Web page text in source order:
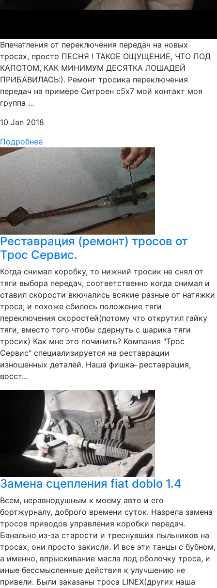
Впечатления от переключения передач на новых
тросах, просто ПЕСНЯ ! ТАКОЕ ОЩУЩЕНИЕ, ЧТО ПОД
КАПОТОМ, КАК МИНИМУМ ДЕСЯТКА ЛОШАДЕЙ
ПРИБАВИЛАСЬ:). Ремонт тросика переключения
передач на примере Ситроен с5х7 мой контакт моя
группа ...
10 Jan 2018
Подробнее
Реставрация (ремонт) тросов от
Трос Сервис.
Когда снимал коробку, то нижний тросик не снял от
тяги выбора передач, соответственно когда снимал и
ставил скорости вкючались всякие разные от натяжки
троса, и похоже сбилось положение тяги
переключения скоростей(потому что открутил гайку
тяги, вместо того чтобы сдернуть с шарика тяги
тросик) Как мне это починить? Компания "Трос
Сервис" специализируется на реставрации
изношенных деталей. Наша фишка ̶ реставрация,
восст...
Замена сцепления fiat doblo 1.4
Всем, неравнодушным к моему авто и его
бортжурналу, доброго времени суток. Назрела замена
тросов приводов управления коробки передач.
Банально из-за старости и треснувших пыльников на
тросах, они просто закисли. И все эти танцы с бубном,
а именно, впрыскивание масла под оболочку троса, и
иные бессмысленные действия к улучшению не
привели. Были заказаны троса LINEX(других наша